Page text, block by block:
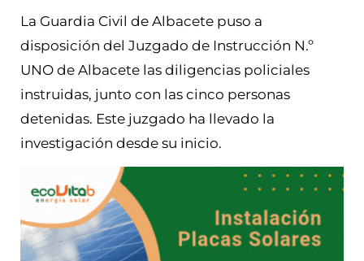
La Guardia Civil de Albacete puso a
disposición del Juzgado de Instrucción N.º
UNO de Albacete las diligencias policiales
instruidas, junto con las cinco personas
detenidas. Este juzgado ha llevado la
investigación desde su inicio.